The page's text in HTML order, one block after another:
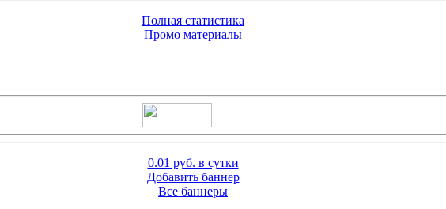
Полная статистика
Промо материалы
0.01 руб. в сутки
Добавить баннер
Все баннеры